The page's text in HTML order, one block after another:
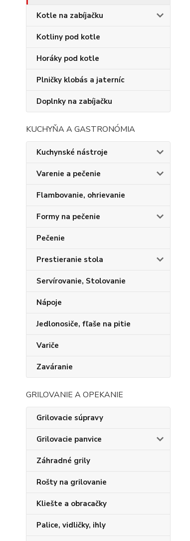
Kotle na zabíjačku
Kotliny pod kotle
Horáky pod kotle
Plničky klobás a jaterníc
Doplnky na zabíjačku
KUCHYŇA A GASTRONÓMIA
Kuchynské nástroje
Varenie a pečenie
Flambovanie, ohrievanie
Formy na pečenie
Pečenie
Prestieranie stola
Servírovanie, Stolovanie
Nápoje
Jedlonosiče, fľaše na pitie
Variče
Zaváranie
GRILOVANIE A OPEKANIE
Grilovacie súpravy
Grilovacie panvice
Záhradné grily
Rošty na grilovanie
Kliešte a obracačky
Palice, vidličky, ihly